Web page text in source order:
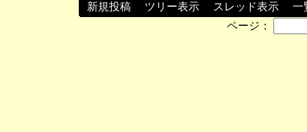
新規投稿 ツリー表示 スレッド表示
一
ページ：